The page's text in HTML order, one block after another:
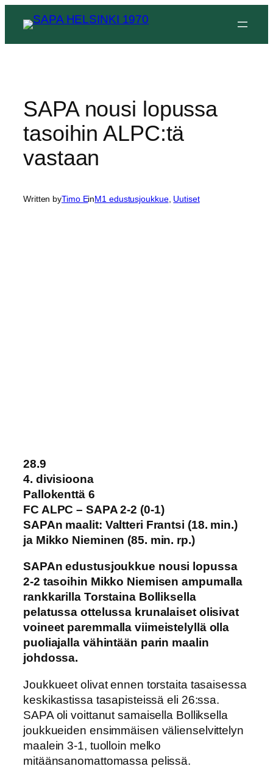
sisältöön
SAPA nousi lopussa
tasoihin ALPC:tä
vastaan
Written byTimo EinM1 edustusjoukkue, Uutiset
28.9
4. divisioona
Pallokenttä 6
FC ALPC – SAPA 2-2 (0-1)
SAPAn maalit: Valtteri Frantsi (18. min.)
ja Mikko Nieminen (85. min. rp.)
SAPAn edustusjoukkue nousi lopussa
2-2 tasoihin Mikko Niemisen ampumalla
rankkarilla Torstaina Bolliksella
pelatussa ottelussa krunalaiset olisivat
voineet paremmalla viimeistelyllä olla
puoliajalla vähintään parin maalin
johdossa.
Joukkueet olivat ennen torstaita tasaisessa
keskikastissa tasapisteissä eli 26:ssa.
SAPA oli voittanut samaisella Bolliksella
joukkueiden ensimmäisen välienselvittelyn
maalein 3-1, tuolloin melko
mitäänsanomattomassa pelissä.